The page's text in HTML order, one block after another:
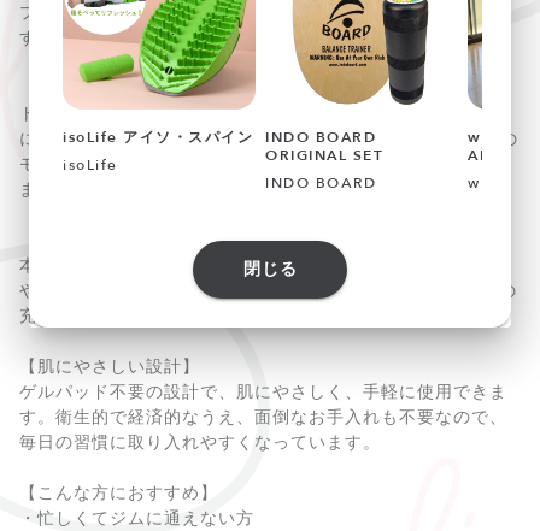
プローチできるため、より効果的なトレーニングが可能で
す。
【20段階の強度調整と6つのモード】
トレーニングレベルに応じて20段階の強度調整が可能。さら
に、「ウォームアップ」「脂肪燃焼」「筋力強化」など6つの
モードを搭載しており、目的や体調に合わせた使い方ができ
ます。
【コードレスでいつでもどこでも】
本体はコンパクトかつコードレス設計で、リモートワーク中
や家事の合間など“ながら使用”が可能。USB充電式で、1回の
充電で複数回使用できるパワフルさも魅力です。
【肌にやさしい設計】
ゲルパッド不要の設計で、肌にやさしく、手軽に使用できま
す。衛生的で経済的なうえ、面倒なお手入れも不要なので、
毎日の習慣に取り入れやすくなっています。
【こんな方におすすめ】
・忙しくてジムに通えない方
isoLife アイソ・スパイン
isoLife
INDO BOARD
ORIGINAL SET
INDO BOARD
wise
wise
閉じる